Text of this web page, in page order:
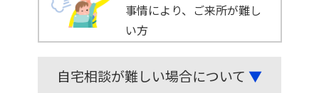
事情により、ご来所が難し
い方
自宅相談が難しい場合について ▼